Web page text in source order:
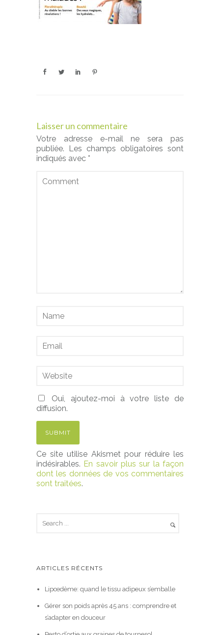
Laisser un commentaire
Votre adresse e-mail ne sera pas
publiée.
Les champs obligatoires sont
indiqués avec *
Oui, ajoutez-moi à votre liste de
diffusion.
Ce site utilise Akismet pour réduire les
indésirables. En savoir plus sur la façon
dont les données de vos commentaires
sont traitées.
ARTICLES RÉCENTS
Lipœdème: quand le tissu adipeux s’emballe
Gérer son poids après 45 ans : comprendre et
s’adapter en douceur